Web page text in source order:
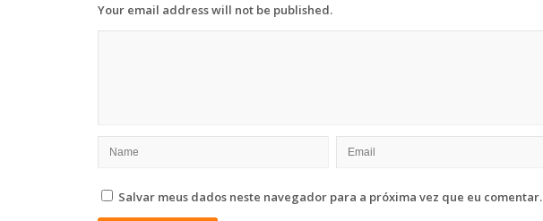
Your email address will not be published.
Salvar meus dados neste navegador para a próxima vez que eu comentar.